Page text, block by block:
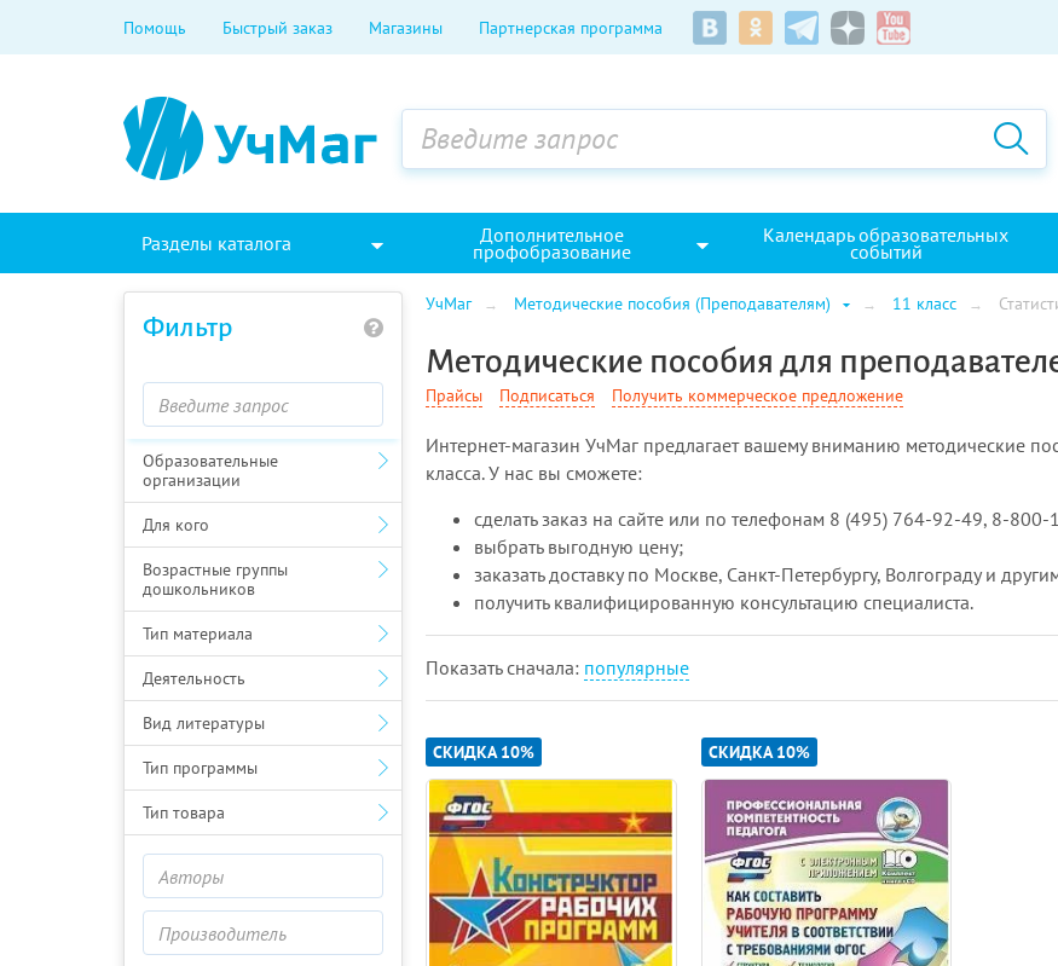
Помощь Быстрый заказ Магазины Партнерская программа
Разделы каталога Дополнительное
профобразование
Календарь образовательных
событий
Фильтр
Образовательные
организации
Для кого
Возрастные группы
дошкольников
Тип материала
Деятельность
Вид литературы
Тип программы
Тип товара
УчМаг Методические пособия (Преподавателям) 11 класс
Методические пособия для
Прайсы Подписаться Получить коммерческое предложение
Интернет-магазин УчМаг предлагает вашему вниманию методические
класса. У нас вы сможете:
сделать заказ на сайте или по телефонам 8 (495) 764-92-49, 8-
выбрать выгодную цену;
заказать доставку по Москве, Санкт-Петербургу, Волгограду и
получить квалифицированную консультацию специалиста.
Показать cначала: популярные
СКИДКА 10% СКИДКА 10%